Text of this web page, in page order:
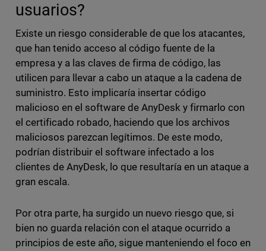
usuarios?
Existe un riesgo considerable de que los atacantes,
que han tenido acceso al código fuente de la
empresa y a las claves de firma de código, las
utilicen para llevar a cabo un ataque a la cadena de
suministro. Esto implicaría insertar código
malicioso en el software de AnyDesk y firmarlo con
el certificado robado, haciendo que los archivos
maliciosos parezcan legítimos. De este modo,
podrían distribuir el software infectado a los
clientes de AnyDesk, lo que resultaría en un ataque a
gran escala.
Por otra parte, ha surgido un nuevo riesgo que, si
bien no guarda relación con el ataque ocurrido a
principios de este año, sigue manteniendo el foco en